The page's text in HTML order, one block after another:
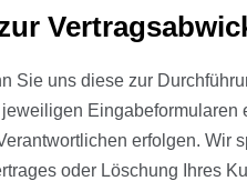
Sie uns diese zur
Eingabeformularen
erfolgen. Wir
oder Löschung Ihres